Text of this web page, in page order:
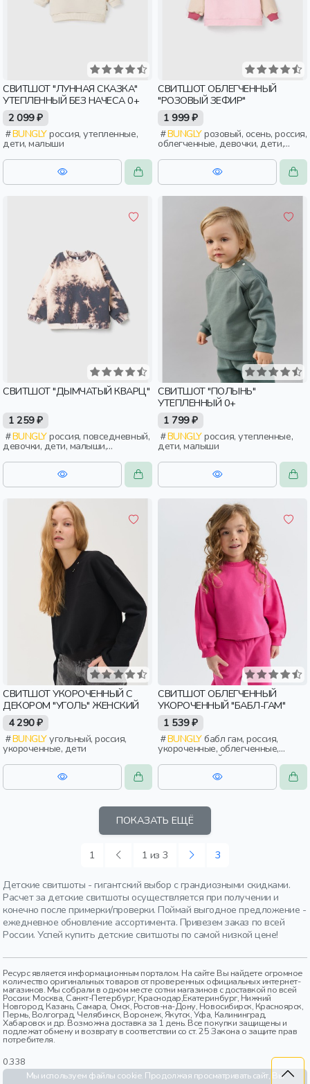
СВИТШОТ "ЛУННАЯ СКАЗКА"
УТЕПЛЕННЫЙ БЕЗ НАЧЕСА 0+
2 099 ₽
BUNGLYроссия, утепленные,
дети, малыши
СВИТШОТ ОБЛЕГЧЕННЫЙ
"РОЗОВЫЙ ЗЕФИР"
1 999 ₽
BUNGLYрозовый, осень, россия,
облегченные, девочки, дети,
СВИТШОТ "ДЫМЧАТЫЙ КВАРЦ"
1 259 ₽
BUNGLYроссия, повседневный,
девочки, дети, малыши,
СВИТШОТ "ПОЛЫНЬ"
УТЕПЛЕННЫЙ 0+
1 799 ₽
BUNGLYроссия, утепленные,
дети, малыши
СВИТШОТ УКОРОЧЕННЫЙ С
ДЕКОРОМ "УГОЛЬ" ЖЕНСКИЙ
4 290 ₽
BUNGLYугольный, россия,
укороченные, дети
СВИТШОТ ОБЛЕГЧЕННЫЙ
УКОРОЧЕННЫЙ "БАБЛ-ГАМ"
1 539 ₽
BUNGLYбабл гам, россия,
укороченные, облегченные,
повседневный, девочки, дети,
малыши, дошкольники
ПОКАЗАТЬ ЕЩЁ
1 1 из 3 3
Детские свитшоты - гигантский выбор с грандиозными скидками.
Расчет за детские свитшоты осуществляется при получении и
конечно после примерки/проверки. Поймай выгодное предложение -
ежедневное обновление ассортимента. Привезем заказ по всей
России. Успей купить детские свитшоты по самой низкой цене!
Ресурс является информационным порталом. На сайте Вы найдете огромное
количество оригинальных товаров от проверенных официальных интернет-
магазинов. Мы собрали в одном месте сотни магазинов с доставкой по всей
России: Москва, Санкт-Петербург, Краснодар,Екатеринбург, Нижний
Новгород, Казань, Самара, Омск, Ростов-на-Дону, Новосибирск, Красноярск,
Пермь, Волгоград, Челябинск, Воронеж, Якутск, Уфа, Калининград,
Хабаровск и др. Возможна доставка за 1 день. Все покупки защищены и
подлежат обмену и возврату в соответствии со ст. 25 Закона о защите прав
потребителя.
0.338
Мы используем файлы cookie. Продолжая просматривать сайт, Вы